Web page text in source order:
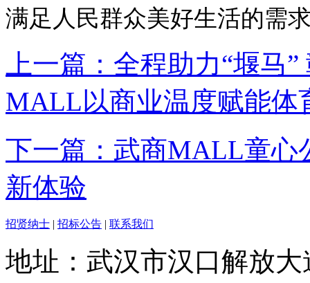
满足人民群众美好生活的需
上一篇：全程助力“堰
MALL以商业温度赋能体
下一篇：武商MALL童心
新体验
招贤纳士 | 招标公告 | 联系我们
地址：武汉市汉口解放